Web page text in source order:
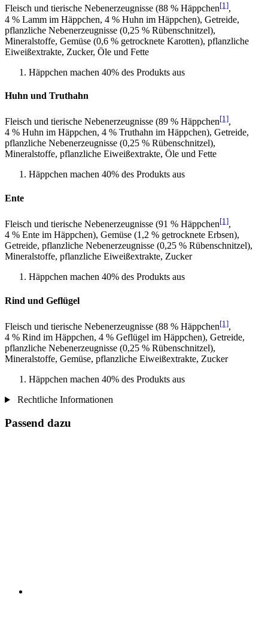
Fleisch und tierische Nebenerzeugnisse (88 % Häppchen[1],
4 % Lamm im Häppchen, 4 % Huhn im Häppchen), Getreide,
pflanzliche Nebenerzeugnisse (0,25 % Rübenschnitzel),
Mineralstoffe, Gemüse (0,6 % getrocknete Karotten), pflanzliche
Eiweißextrakte, Zucker, Öle und Fette
Häppchen machen 40% des Produkts aus
Huhn und Truthahn
Fleisch und tierische Nebenerzeugnisse (89 % Häppchen[1],
4 % Huhn im Häppchen, 4 % Truthahn im Häppchen), Getreide,
pflanzliche Nebenerzeugnisse (0,25 % Rübenschnitzel),
Mineralstoffe, pflanzliche Eiweißextrakte, Öle und Fette
Häppchen machen 40% des Produkts aus
Ente
Fleisch und tierische Nebenerzeugnisse (91 % Häppchen[1],
4 % Ente im Häppchen), Gemüse (1,2 % getrocknete Erbsen),
Getreide, pflanzliche Nebenerzeugnisse (0,25 % Rübenschnitzel),
Mineralstoffe, pflanzliche Eiweißextrakte, Zucker
Häppchen machen 40% des Produkts aus
Rind und Geflügel
Fleisch und tierische Nebenerzeugnisse (88 % Häppchen[1],
4 % Rind im Häppchen, 4 % Geflügel im Häppchen), Getreide,
pflanzliche Nebenerzeugnisse (0,25 % Rübenschnitzel),
Mineralstoffe, Gemüse, pflanzliche Eiweißextrakte, Zucker
Häppchen machen 40% des Produkts aus
Rechtliche Informationen
Passend dazu